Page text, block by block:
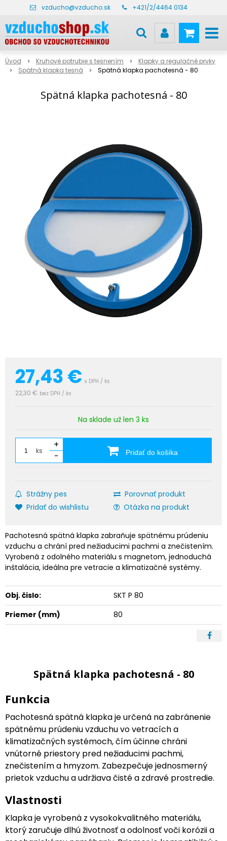
vzducho@vzducho.sk +421/2/4464 0134
Úvod Kruhové potrubie s tesnením
Klapky a regulačné prvky
Spätná klapka tesná
Spätná klapka pachotesná - 80
Spätná klapka pachotesná - 80
27,43€ s DPH / ks
22,30 € bez DPH / ks
Na sklade už len 3 ks
ks
+
-
Pridať do košíka
Strážny pes
Porovnať produkt
Pridať do wishlistu
Otázka na produkt
Pachotesná spätná klapka zabraňuje spätnému prúdeniu
vzduchu a chrání pred nežiaducimi pachmi a znečistením.
Vyrobená z odolného materiálu s magnetom, jednoduchá
inštalácia, ideálna pre vetracie a klimatizačné systémy.
Obj. čislo:
SKT P 80
Priemer (mm)
80
Spätná klapka pachotesná - 80
Funkcia
Pachotesná spätná klapka je určená na zabránenie
spätnému prúdeniu vzduchu vo vetracích a
klimatizačných systémoch, čím účinne chráni
vnútorné priestory pred nežiaducimi pachmi,
znečistením a hmyzom. Zabezpečuje jednosmerný
prietok vzduchu a udržiava čisté a zdravé prostredie.
Vlastnosti
Klapka je vyrobená z vysokokvalitného materiálu,
ktorý zaručuje dlhú životnosť a odolnosť voči korózii a